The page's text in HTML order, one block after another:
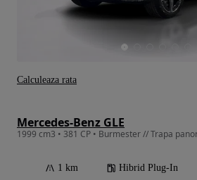
Mercedes-Benz GLE
1 km Hibrid Plug-In
Calculeaza rata